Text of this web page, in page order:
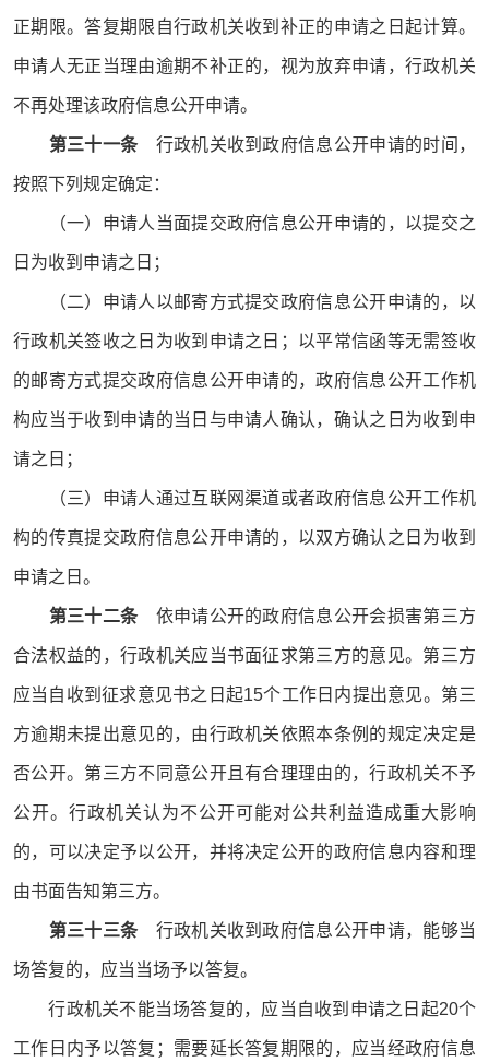
正期限。答复期限自行政机关收到补正的申请之日起计算。
申请人无正当理由逾期不补正的，视为放弃申请，行政机关
不再处理该政府信息公开申请。
第三十一条行政机关收到政府信息公开申请的时间，
按照下列规定确定：
（一）申请人当面提交政府信息公开申请的，以提交之
日为收到申请之日；
（二）申请人以邮寄方式提交政府信息公开申请的，以
行政机关签收之日为收到申请之日；以平常信函等无需签收
的邮寄方式提交政府信息公开申请的，政府信息公开工作机
构应当于收到申请的当日与申请人确认，确认之日为收到申
请之日；
（三）申请人通过互联网渠道或者政府信息公开工作机
构的传真提交政府信息公开申请的，以双方确认之日为收到
申请之日。
第三十二条依申请公开的政府信息公开会损害第三方
合法权益的，行政机关应当书面征求第三方的意见。第三方
应当自收到征求意见书之日起15个工作日内提出意见。第三
方逾期未提出意见的，由行政机关依照本条例的规定决定是
否公开。第三方不同意公开且有合理理由的，行政机关不予
公开。行政机关认为不公开可能对公共利益造成重大影响
的，可以决定予以公开，并将决定公开的政府信息内容和理
由书面告知第三方。
第三十三条 行政机关收到政府信息公开申请，能够当
场答复的，应当当场予以答复。
行政机关不能当场答复的，应当自收到申请之日起20个
工作日内予以答复；需要延长答复期限的，应当经政府信息